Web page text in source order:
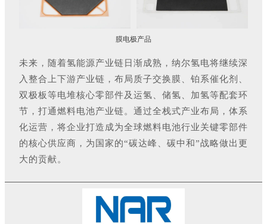
膜电极产品
未来，随着氢能源产业链日渐成熟，纳尔氢电将继续深
入整合上下游产业链，布局质子交换膜、铂系催化剂、
双极板等电堆核心零部件及运氢、储氢、加氢等配套环
节，打通燃料电池产业链。通过全栈式产业布局，体系
化运营，将企业打造成为全球燃料电池行业关键零部件
的核心供应商，为国家的“碳达峰、碳中和”战略做出更
大的贡献。